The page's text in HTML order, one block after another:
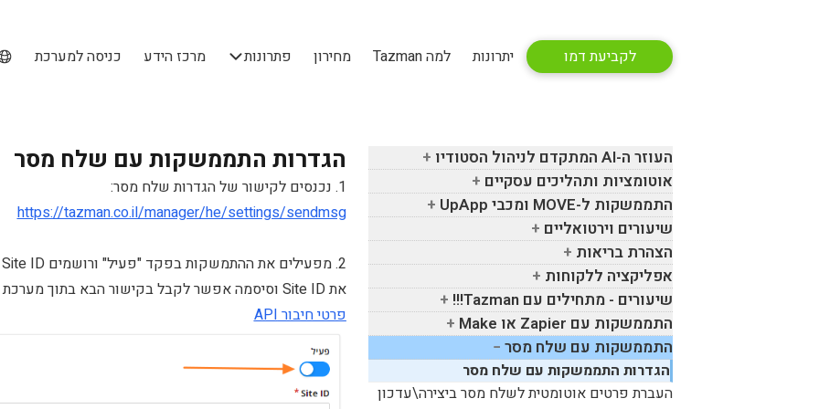
לקביעת דמו יתרונות למה Tazman מחירון פתרונות מרכז הידע כניסה למערכת
העוזר ה-AI המתקדם לניהול הסטודיו
אוטומציות ותהליכים עסקיים
התממשקות ל-MOVE ומכבי UpApp
שיעורים וירטואליים
הצהרת בריאות
אפליקציה ללקוחות
שיעורים - מתחילים עם Tazman
!!!
התממשקות עם Zapier או Make
התממשקות עם שלח מסר
הגדרות התממשקות עם שלח מסר
העברת פרטים אוטומטית לשלח מסר ביצירה\עדכון
הגדרות התממשקות עם שלח מסר
1. נכנסים לקישור של הגדרות שלח מסר:
https://tazman.co.il/manager/he/settings/sendmsg
2. מפעילים את ההתמשקות בפקד "פעיל" ורושמים Site ID וסיסמה שקיבלתם בשלח מסר.
את Site ID וסיסמה אפשר לקבל בקישור הבא בתוך מערכת ניהול של שלח מסר:
פרטי חיבור API